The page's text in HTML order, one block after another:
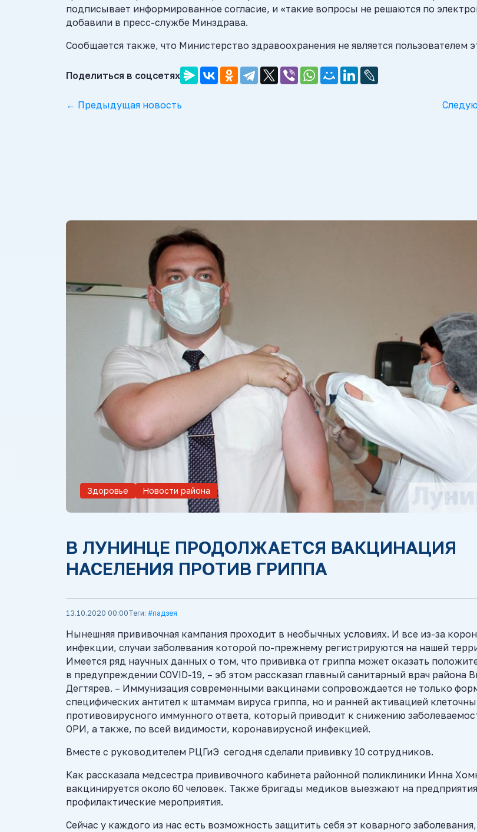
подписывает информированное согласие, и «такие вопросы не решаются по
добавили в пресс-службе Минздрава.
Сообщается также, что Министерство здравоохранения не является пользователем
Поделиться в соцсетях
← Предыдущая новость
Здоровье Новости района
В ЛУНИНЦЕ ПРОДОЛЖАЕТСЯ ВАКЦИНАЦИЯ
НАСЕЛЕНИЯ ПРОТИВ ГРИППА
13.10.2020 00:00Теги: #падзея
Нынешняя прививочная кампания проходит в необычных условиях. И все из-за
инфекции, случаи заболевания которой по-прежнему регистрируются на нашей
Имеется ряд научных данных о том, что прививка от гриппа может оказать
в предупреждении COVID-19, – эб этом рассказал главный санитарный врач района
Дегтярев. – Иммунизация современными вакцинами сопровождается не только
специфических антител к штаммам вируса гриппа, но и ранней активацией
противовирусного иммунного ответа, который приводит к снижению
ОРИ, а также, по всей видимости, коронавирусной инфекцией.
Вместе с руководителем РЦГиЭ сегодня сделали прививку 10 сотрудников.
Как рассказала медсестра прививочного кабинета районной поликлиники Инна
вакцинируется около 60 человек. Также бригады медиков выезжают на
профилактические мероприятия.
Сейчас у каждого из нас есть возможность защитить себя эт коварного